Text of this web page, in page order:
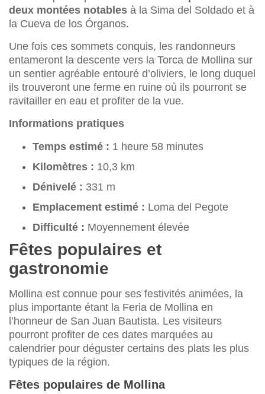
deux montées notables à la Sima del Soldado et à
la Cueva de los Órganos.
Une fois ces sommets conquis, les randonneurs
entameront la descente vers la Torca de Mollina sur
un sentier agréable entouré d’oliviers, le long duquel
ils trouveront une ferme en ruine où ils pourront se
ravitailler en eau et profiter de la vue.
Informations pratiques
Temps estimé : 1 heure 58 minutes
Kilomètres : 10,3 km
Dénivelé : 331 m
Emplacement estimé : Loma del Pegote
Difficulté : Moyennement élevée
Fêtes populaires et
gastronomie
Mollina est connue pour ses festivités animées, la
plus importante étant la Feria de Mollina en
l’honneur de San Juan Bautista. Les visiteurs
pourront profiter de ces dates marquées au
calendrier pour déguster certains des plats les plus
typiques de la région.
Fêtes populaires de Mollina